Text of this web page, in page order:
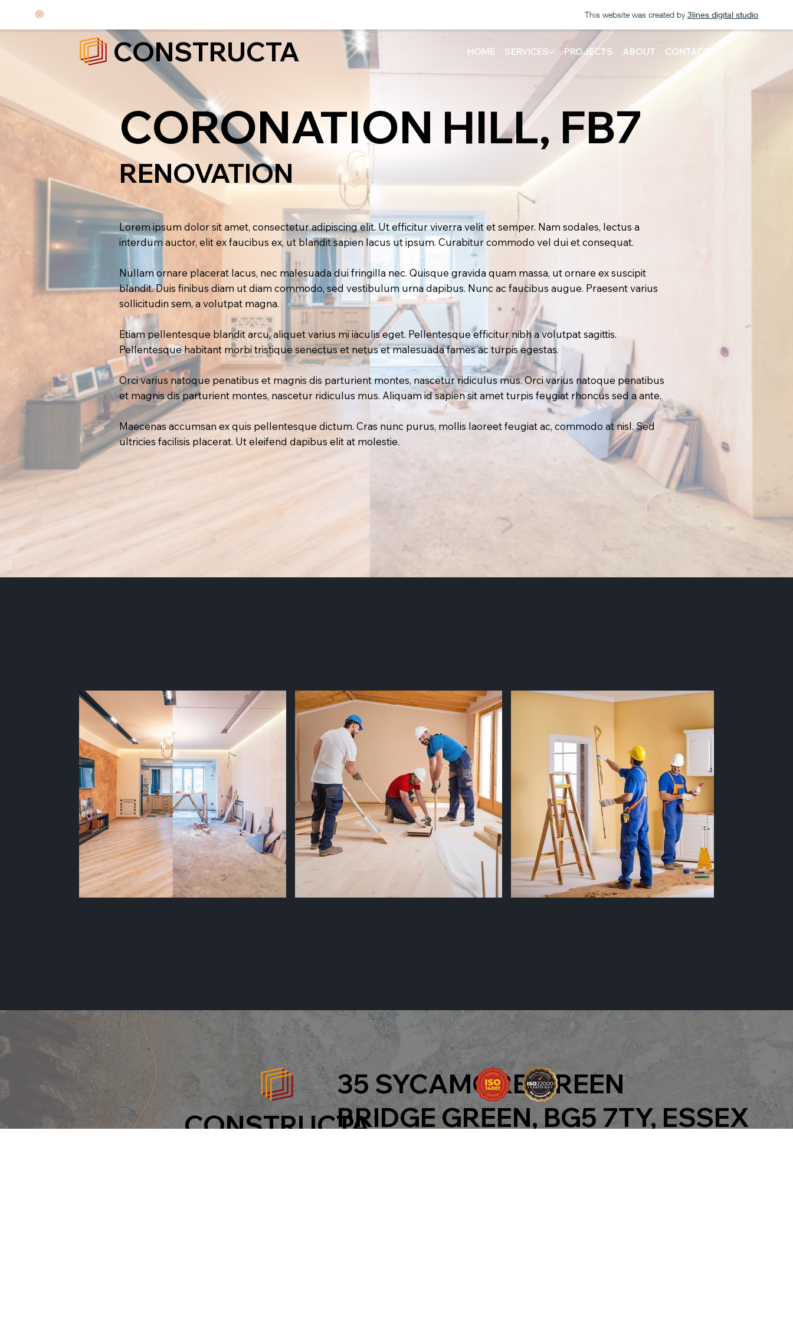
This website was created by 3lines digital studio
CONSTRUCTA HOME SERVICES PROJECTS ABOUT CONTACT
CORONATION HILL, FB7
RENOVATION
Lorem ipsum dolor sit amet, consectetur adipiscing elit. Ut efficitur viverra velit et semper. Nam sodales, lectus a
interdum auctor, elit ex faucibus ex, ut blandit sapien lacus ut ipsum. Curabitur commodo vel dui et consequat.
Nullam ornare placerat lacus, nec malesuada dui fringilla nec. Quisque gravida quam massa, ut ornare ex suscipit
blandit. Duis finibus diam ut diam commodo, sed vestibulum urna dapibus. Nunc ac faucibus augue. Praesent varius
sollicitudin sem, a volutpat magna.
Etiam pellentesque blandit arcu, aliquet varius mi iaculis eget. Pellentesque efficitur nibh a volutpat sagittis.
Pellentesque habitant morbi tristique senectus et netus et malesuada fames ac turpis egestas.
Orci varius natoque penatibus et magnis dis parturient montes, nascetur ridiculus mus. Orci varius natoque penatibus
et magnis dis parturient montes, nascetur ridiculus mus. Aliquam id sapien sit amet turpis feugiat rhoncus sed a ante.
Maecenas accumsan ex quis pellentesque dictum. Cras nunc purus, mollis laoreet feugiat ac, commodo at nisl. Sed
ultricies facilisis placerat. Ut eleifend dapibus elit at molestie.
CONSTRUCTA
35 SYCAMORE GREEN
BRIDGE GREEN, BG5 7TY, ESSEX